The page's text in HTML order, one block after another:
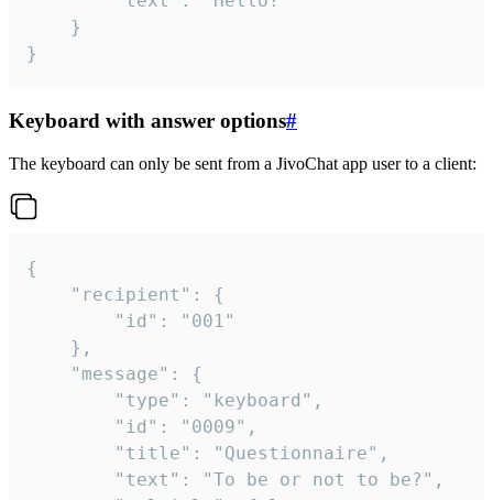
}
Keyboard with answer options#
The keyboard can only be sent from a JivoChat app user to a client:
{